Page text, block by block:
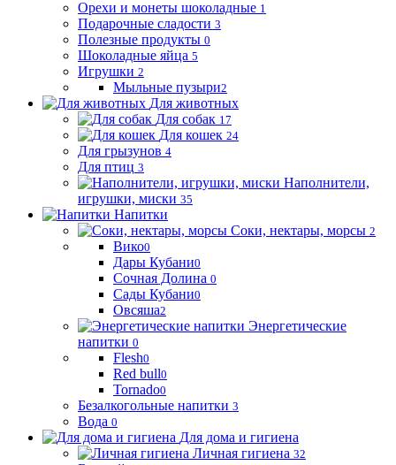
Орехи и монеты шоколадные 1
Подарочные сладости 3
Полезные продукты 0
Шоколадные яйца 5
Игрушки 2
Мыльные пузыри2
Для животных
Для собак 17
Для кошек 24
Для грызунов 4
Для птиц 3
Наполнители,
игрушки, миски 35
Напитки
Соки, нектары, морсы 2
Вико0
Дары Кубани0
Сочная Долина 0
Сады Кубани0
Овсяша2
Энергетические
напитки 0
Flesh0
Red bull0
Tornado0
Безалкогольные напитки 3
Вода 0
Для дома и гигиена
Личная гигиена 32